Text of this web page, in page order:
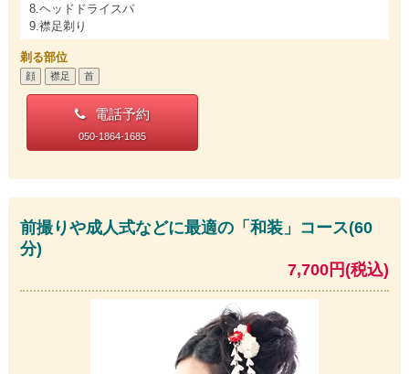
8.ヘッドドライスパ
9.襟足剃り
剃る部位
顔 襟足 首
電話予約
050-1864-1685
前撮りや成人式などに最適の「和装」コース(60
分)
7,700円(税込)